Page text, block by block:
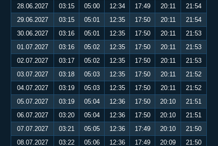
28.06.2027
03:15 05:00 12:34 17:49 20:11
21:54
29.06.2027
03:15 05:01 12:35 17:50 20:11
21:54
30.06.2027
03:16 05:01 12:35 17:50 20:11
21:53
01.07.2027
03:16 05:02 12:35 17:50 20:11
21:53
02.07.2027
03:17 05:02 12:35 17:50 20:11
21:53
03.07.2027
03:18 05:03 12:35 17:50 20:11
21:52
04.07.2027
03:19 05:03 12:35 17:50 20:11
21:52
05.07.2027
03:19 05:04 12:36 17:50 20:10
21:51
06.07.2027
03:20 05:04 12:36 17:50 20:10
21:51
07.07.2027
03:21 05:05 12:36 17:49 20:10
21:50
08.07.2027
03:22 05:06 12:36 17:49 20:09
21:50